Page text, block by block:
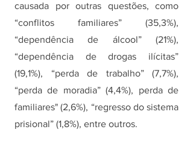
causada por outras questões, como
“conflitos familiares” (35,3%),
“dependência de álcool” (21%),
“dependência de drogas ilícitas”
(19,1%), “perda de trabalho” (7,7%),
“perda de moradia” (4,4%), perda de
familiares" (2,6%), “regresso do sistema
prisional” (1,8%), entre outros.